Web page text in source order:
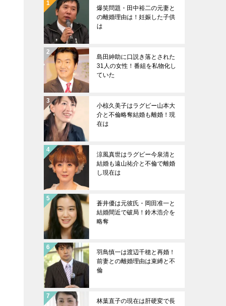
爆笑問題・田中裕二の元妻と
の離婚理由は！妊娠した子供
は
島田紳助に口説き落とされた
31人の女性！番組を私物化し
ていた
小椋久美子はラグビー山本大
介と不倫略奪結婚も離婚！現
在は
涼風真世はラグビー今泉清と
結婚も遠山祐介と不倫で離婚
し現在は
蒼井優は元彼氏・岡田准一と
結婚間近で破局！鈴木浩介を
略奪
羽鳥慎一は渡辺千穂と再婚！
前妻との離婚理由は束縛と不
倫
林葉直子の現在は肝硬変で長